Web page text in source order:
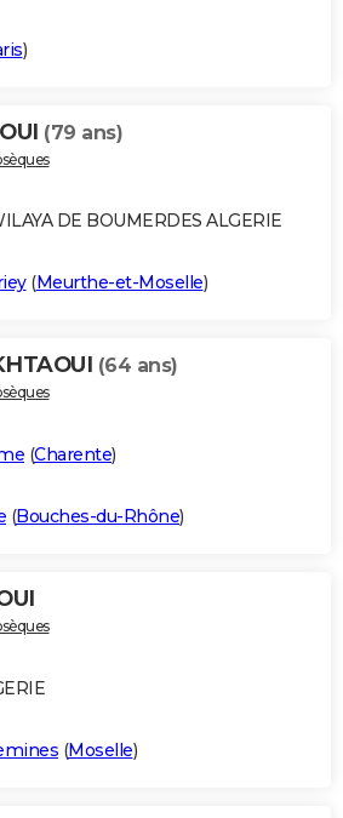
)
(79 ans)
DE BOUMERDES ALGERIE
(Meurthe-et-Moselle)
(64 ans)
(Charente)
(Bouches-du-Rhône)
(Moselle)